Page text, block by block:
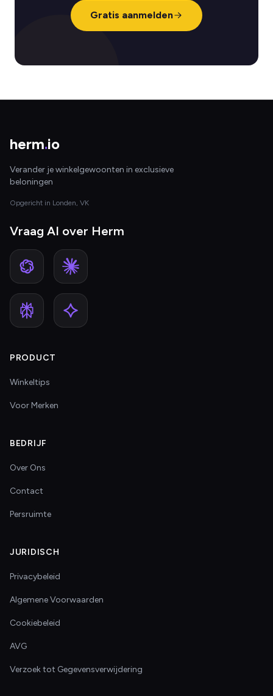
Gratis aanmelden
herm.io
Verander je winkelgewoonten in exclusieve
beloningen
Opgericht in Londen, VK
Vraag AI over Herm
PRODUCT
Winkeltips
Voor Merken
BEDRIJF
Over Ons
Contact
Persruimte
JURIDISCH
Privacybeleid
Algemene Voorwaarden
Cookiebeleid
AVG
Verzoek tot Gegevensverwijdering